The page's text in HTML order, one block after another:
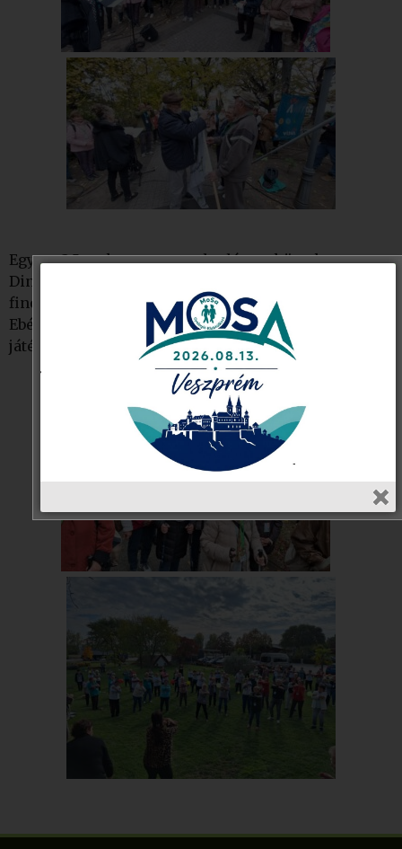
Egy 3,5 km-es gyaloglás következett a
Dinnyéskunyhóig, ahol üdvözlő beszédek és egy
finom ebéd várta a résztvevőket.
Ebéd után zenés „átmozgatáson” és vidám
játékokban vehettek részt a gyaloglók.